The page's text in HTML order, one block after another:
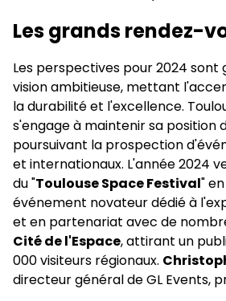
Les grands rendez-
Les perspectives pour 2024 sont
vision ambitieuse, mettant
la durabilité et l'excellence.
s'engage à maintenir sa position
poursuivant la prospection
et internationaux. L'année 2024
du "Toulouse Space Festival"
événement novateur dédié à
et en partenariat avec de
Cité de l'Espace, attirant un
000 visiteurs régionaux.
directeur général de GL Events,